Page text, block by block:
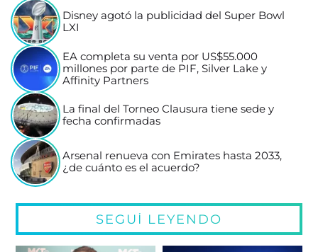
Disney agotó la publicidad del Super Bowl
LXI
EA completa su venta por US$55.000
millones por parte de PIF, Silver Lake y
Affinity Partners
La final del Torneo Clausura tiene sede y
fecha confirmadas
Arsenal renueva con Emirates hasta 2033,
¿de cuánto es el acuerdo?
SEGUÍ LEYENDO